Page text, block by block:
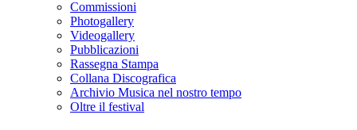
Commissioni
Photogallery
Videogallery
Pubblicazioni
Rassegna Stampa
Collana Discografica
Archivio Musica nel nostro tempo
Oltre il festival